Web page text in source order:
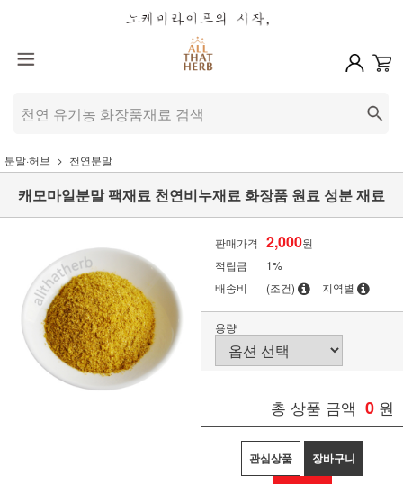
분말·허브 천연분말
캐모마일분말 팩재료 천연비누재료 화장품 원료 성분 재료
판매가격 2,000원
적립금
1%
배송비
(조건) 지역별
용량
총 상품 금액 0 원
관심상품 장바구니